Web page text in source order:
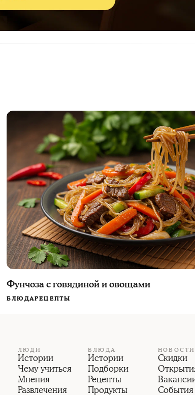
Фунчоза с говядиной и овощами
БЛЮДАРЕЦЕПТЫ
ЛЮДИ
Истории
Чему учиться
Мнения
Развлечения
БЛЮДА
Истории
Подборки
Рецепты
Продукты
НОВОСТИ
Скидки
События